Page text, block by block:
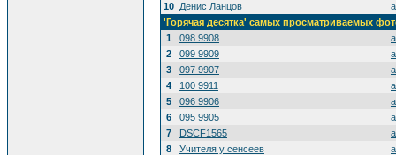
10 Денис Ланцов
'Горячая десятка' самых просматриваемых
1
098 9908
2
099 9909
3
097 9907
4
100 9911
5
096 9906
6
095 9905
7
DSCF1565
8
Учителя у сенсеев